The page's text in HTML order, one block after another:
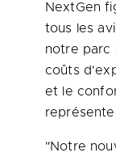
NextGen
tous les
notre parc
coûts
et le
"Notre